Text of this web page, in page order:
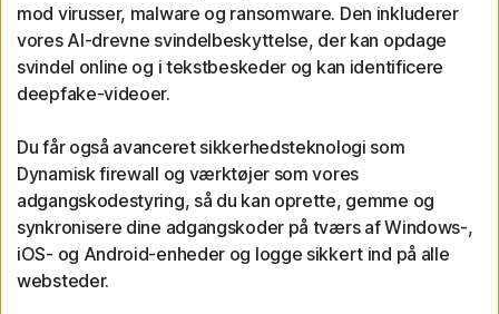
mod virusser, malware og ransomware. Den inkluderer
vores AI-drevne svindelbeskyttelse, der kan opdage
svindel online og i tekstbeskeder og kan identificere
deepfake-videoer.
Du får også avanceret sikkerhedsteknologi som
Dynamisk firewall og værktøjer som vores
adgangskodestyring, så du kan oprette, gemme og
synkronisere dine adgangskoder på tværs af Windows-,
iOS- og Android-enheder og logge sikkert ind på alle
websteder.